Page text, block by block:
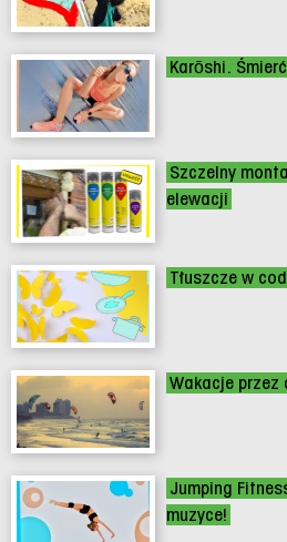
Karōshi.
Szczelny
elewacji
Tłuszcze w
Wakacje przez
Jumping
muzyce!